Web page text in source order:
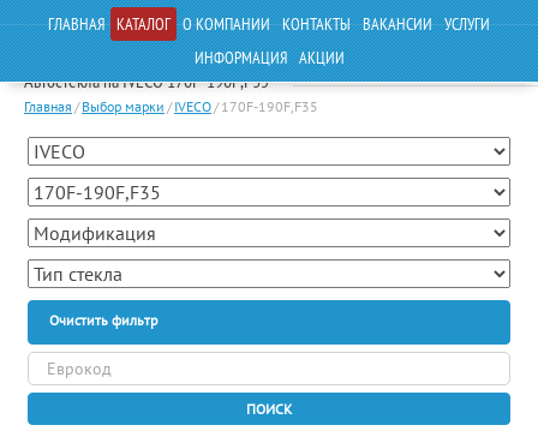
ГЛАВНАЯ КАТАЛОГ О КОМПАНИИ КОНТАКТЫ ВАКАНСИИ УСЛУГИ
ИНФОРМАЦИЯ АКЦИИ
Автостекла на IVECO 170F-190F,F35
Главная / Выбор марки / IVECO/ 170F-190F,F35
Очистить фильтр
ПОИСК